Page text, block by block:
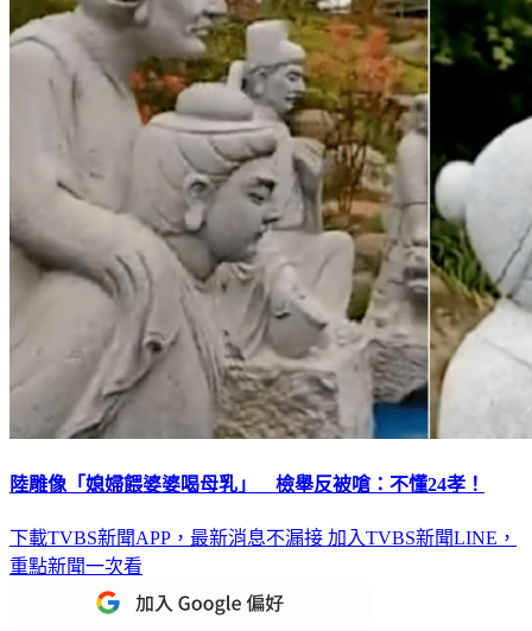
陸雕像「媳婦餵婆婆喝母乳」 檢舉反被嗆：不懂24孝！
下載TVBS新聞APP，最新消息不漏接 加入TVBS新聞LINE，
重點新聞一次看